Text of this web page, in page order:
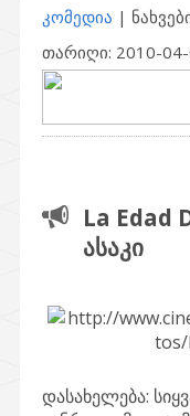
კომედია |
თარიღი: 2010-
La Edad
ასაკი
დასახელება: